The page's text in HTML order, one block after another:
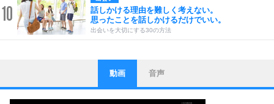
10
話しかける理由を難しく考えない。
思ったことを話しかけるだけでいい。
出会いを大切にする30の方法
1
ストレス対策
他人と比べない。
いっそのこと、他人を見ない。
動画 音声